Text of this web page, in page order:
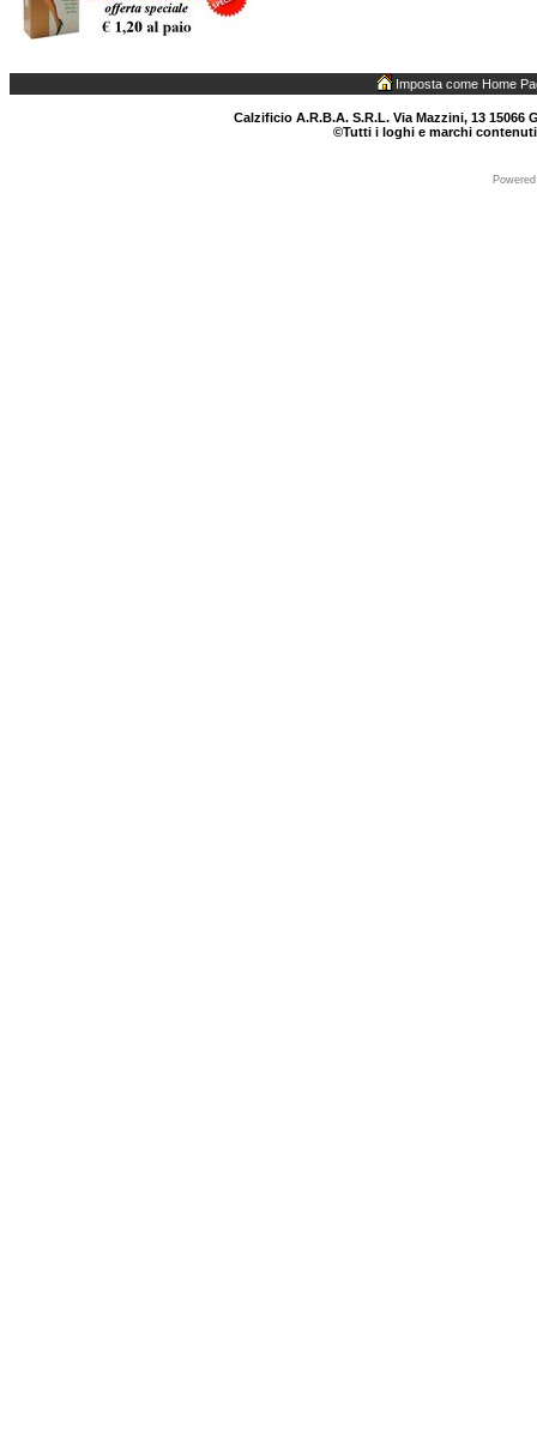
Imposta come Home
Calzificio A.R.B.A. S.R.L. Via Mazzini, 13 15066
©Tutti i loghi e marchi